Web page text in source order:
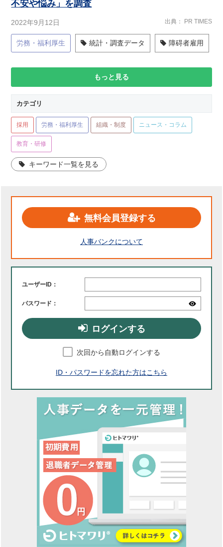
不安や悩み」を調査
2022年9月12日 出典 PR TIMES
労務・福利厚生 統計・調査データ 障碍者雇用
もっと見る
カテゴリ
採用 労務・福利厚生 組織・制度 ニュース・コラム
教育・研修
キーワード一覧を見る
無料会員登録する
人事バンクについて
ユーザーID：
パスワード：
ログインする
次回から自動ログインする
ID・パスワードを忘れた方はこちら